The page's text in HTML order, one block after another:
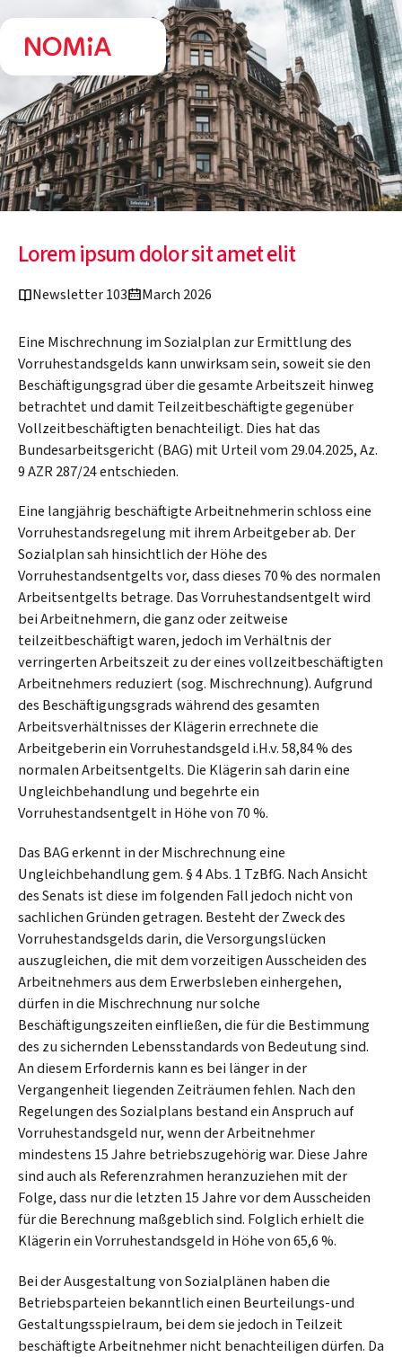
Lorem ipsum dolor sit amet elit
Newsletter 103 March 2026
Eine Mischrechnung im Sozialplan zur Ermittlung des
Vorruhestandsgelds kann unwirksam sein, soweit sie den
Beschäftigungsgrad über die gesamte Arbeitszeit hinweg
betrachtet und damit Teilzeitbeschäftigte gegenüber
Vollzeitbeschäftigten benachteiligt. Dies hat das
Bundesarbeitsgericht (BAG) mit Urteil vom 29.04.2025, Az.
9 AZR 287/24 entschieden.
Eine langjährig beschäftigte Arbeitnehmerin schloss eine
Vorruhestandsregelung mit ihrem Arbeitgeber ab. Der
Sozialplan sah hinsichtlich der Höhe des
Vorruhestandsentgelts vor, dass dieses 70 % des normalen
Arbeitsentgelts betrage. Das Vorruhestandsentgelt wird
bei Arbeitnehmern, die ganz oder zeitweise
teilzeitbeschäftigt waren, jedoch im Verhältnis der
verringerten Arbeitszeit zu der eines vollzeitbeschäftigten
Arbeitnehmers reduziert (sog. Mischrechnung). Aufgrund
des Beschäftigungsgrads während des gesamten
Arbeitsverhältnisses der Klägerin errechnete die
Arbeitgeberin ein Vorruhestandsgeld i.H.v. 58,84 % des
normalen Arbeitsentgelts. Die Klägerin sah darin eine
Ungleichbehandlung und begehrte ein
Vorruhestandsentgelt in Höhe von 70 %.
Das BAG erkennt in der Mischrechnung eine
Ungleichbehandlung gem. § 4 Abs. 1 TzBfG. Nach Ansicht
des Senats ist diese im folgenden Fall jedoch nicht von
sachlichen Gründen getragen. Besteht der Zweck des
Vorruhestandsgelds darin, die Versorgungslücken
auszugleichen, die mit dem vorzeitigen Ausscheiden des
Arbeitnehmers aus dem Erwerbsleben einhergehen,
dürfen in die Mischrechnung nur solche
Beschäftigungszeiten einfließen, die für die Bestimmung
des zu sichernden Lebensstandards von Bedeutung sind.
An diesem Erfordernis kann es bei länger in der
Vergangenheit liegenden Zeiträumen fehlen. Nach den
Regelungen des Sozialplans bestand ein Anspruch auf
Vorruhestandsgeld nur, wenn der Arbeitnehmer
mindestens 15 Jahre betriebszugehörig war. Diese Jahre
sind auch als Referenzrahmen heranzuziehen mit der
Folge, dass nur die letzten 15 Jahre vor dem Ausscheiden
für die Berechnung maßgeblich sind. Folglich erhielt die
Klägerin ein Vorruhestandsgeld in Höhe von 65,6 %.
Bei der Ausgestaltung von Sozialplänen haben die
Betriebsparteien bekanntlich einen Beurteilungs-und
Gestaltungsspielraum, bei dem sie jedoch in Teilzeit
beschäftigte Arbeitnehmer nicht benachteiligen dürfen. Da